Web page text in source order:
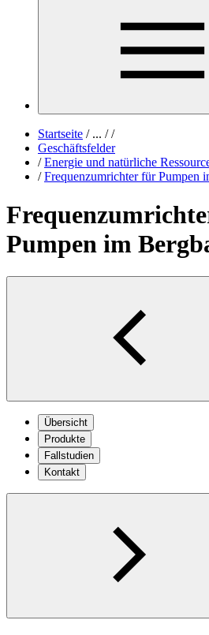
Startseite /... / /
Geschäftsfelder
/ Energie und natürliche
/ Frequenzumrichter für Pumpen
Pumpen im
Übersicht
Produkte
Fallstudien
Kontakt